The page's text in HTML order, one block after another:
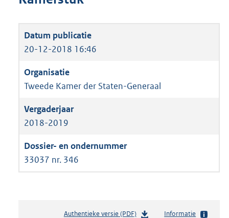
20-12-2018 16:46
Tweede Kamer der Staten-Generaal
2018-2019
33037 nr. 346
Authentieke versie (PDF)b
Informatie